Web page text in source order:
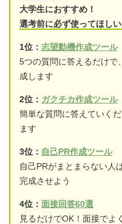
大学生におすすめ！
選考前に必ず使ってほし
1位： 志望動機作成ツール
5つの質問に答えるだけで
成します
2位： ガクチカ作成ツール
簡単な質問に答えていく
ます
3位： 自己PR作成ツール
自己PRがまとまらない人
完成させよう
4位： 面接回答60選
見るだけでOK！面接でよ